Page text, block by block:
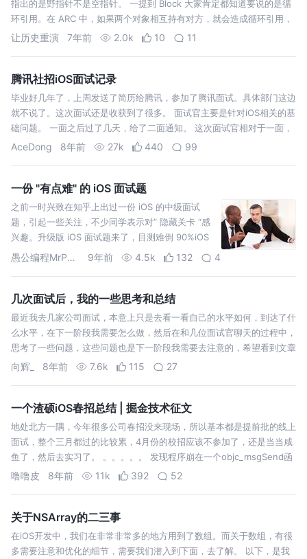
指出的是野指针不是空指针。 一提到 Block 大家肯定都知道要说的是循
环引用。在 ARC 中，如果两个对象相互持有对方，就会造成循环引用，
导致内存无法释放。在 Block 中，最常用的场景则是，self 持有 b…
让历史重演 7年前 2.0k 10 11
腾讯社招iOS面试记录
毕业好几年了，上周发送了简历给腾讯，参加了腾讯面试。具体部门这边
就不说了。这次面试还是收获到了很多。 面试官主要是针对iOS相关的基
础问题。 一面之后过了几天，给了二面通知。 这次面试官相对于一面，
更加侧重于过往项目。 2.聊一聊过往项目中你觉得收获最大的一个模
AceDong 8年前 27k 440 99
一份 "有点难" 的 iOS 面试题
之前一时兴致在知乎上出过一份 iOS 的中级面试
题，引起一些关注，不少同学表示对” 隐藏关卡 “感
兴趣。升级版 iOS 面试题来了，目测难倒 90%iOS
程序员，目测一大波程序员撸着袖子在靠近。每道
愚公编程MrPeak 9年前 4.5k 132 4
几次面试后，我的一些思考和总结
最近我去几家公司面试，本意上只是去看一看自己的水平如何，到达了什
么水平，在下一阶段我需要怎么做，然后在和几位面试官聊天的过程中，
思考了一些问题，这些问题也是下一阶段我需要去注意的，希望看到文章
的诸位，这些问题可以给你们一点小的启发。 1. Swift和Objective-c语
向辉_ 8年前 7.6k 115 27
一个渣硕iOS春招总结 | 掘金技术征文
地处北方一隅，今年很多公司春招没来现场，所以基本都是提前批的线上
面试，整个三月都过的比较累，4月份的校招应该不参加了，还是当当咸
鱼了，然后去实习了。 。。。。。 发现程序崩在一个objc_msgSend函
数里面，这时候可以看的到当前正在调用哪个对象的哪个selector吗？
噜噜皮 8年前 11k 392 52
关于NSArray的二三事
在iOS开发中，我们在非常非常多的地方用到了数组。而关于数组，有很
多需要注意和优化的细节，需要我们潜入到下面，去了解。 以下，是我